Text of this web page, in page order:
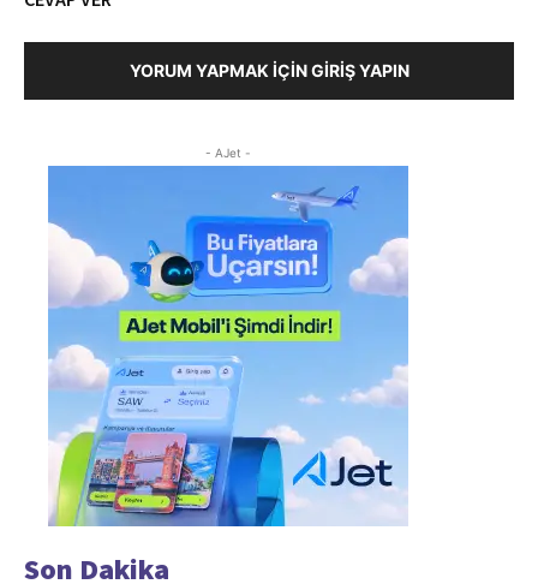
YORUM YAPMAK İÇIN GIRIŞ YAPIN
- AJet -
Son Dakika